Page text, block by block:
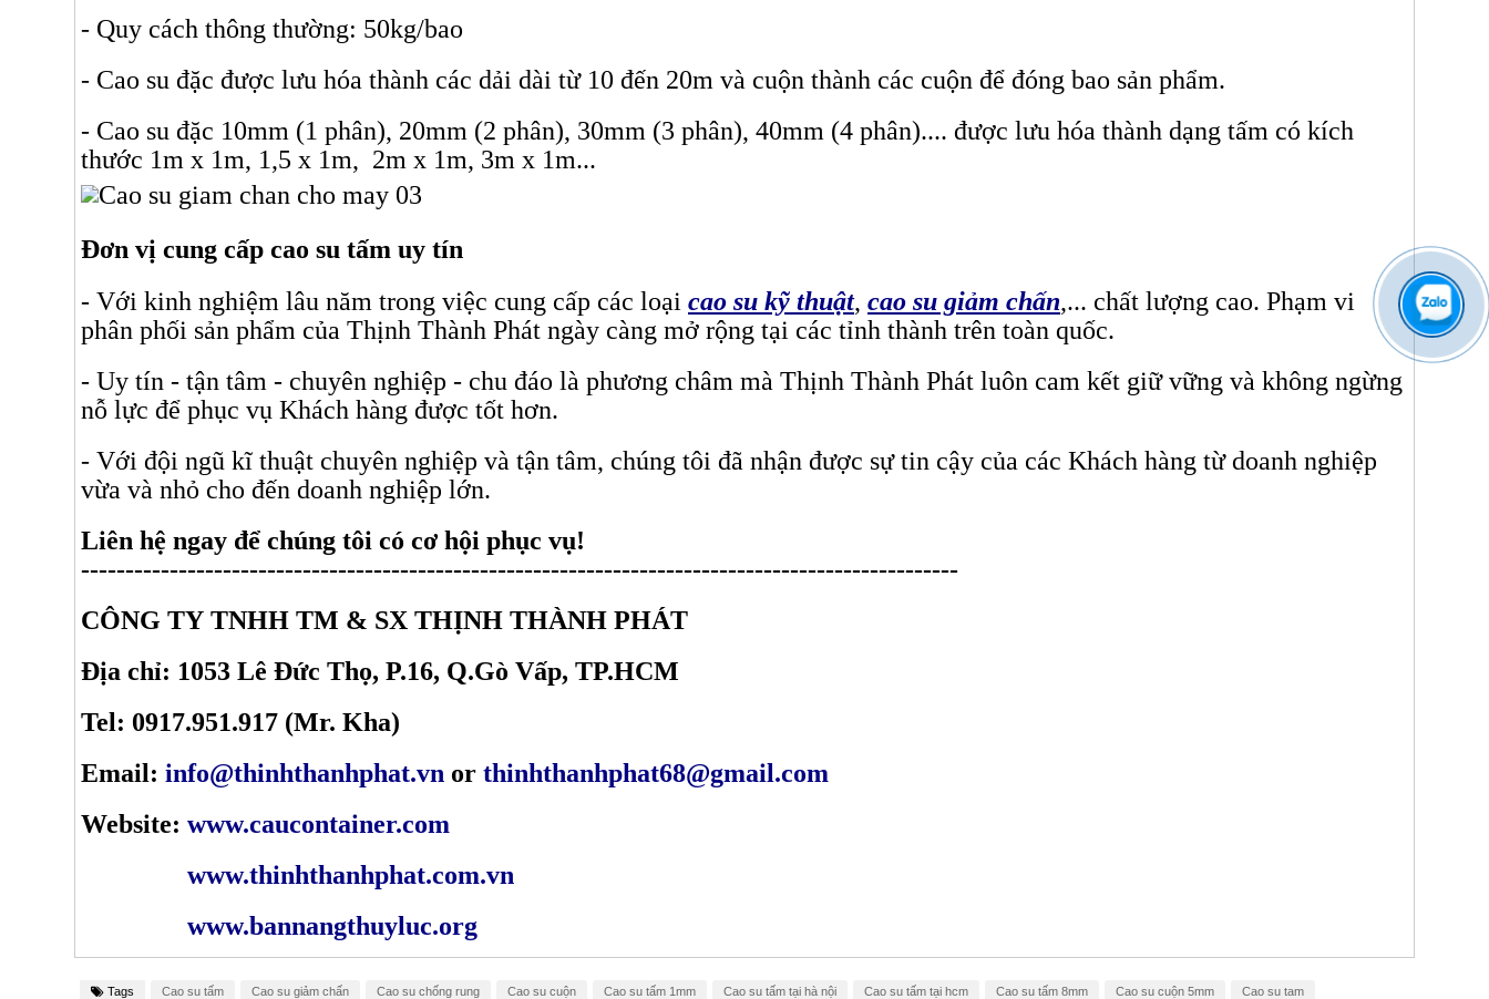
- Quy cách thông thường: 50kg/bao
- Cao su đặc được lưu hóa thành các dải dài từ 10 đến 20m và cuộn thành các cuộn để đóng bao sản phẩm.
- Cao su đặc 10mm (1 phân), 20mm (2 phân), 30mm (3 phân), 40mm (4 phân).... được lưu hóa thành dạng tấm có kích
thước 1m x 1m, 1,5 x 1m, 2m x 1m, 3m x 1m...
Đơn vị cung cấp cao su tấm uy tín
- Với kinh nghiệm lâu năm trong việc cung cấp các loại cao su kỹ thuật, cao su giảm chấn,... chất lượng cao. Phạm vi
phân phối sản phẩm của Thịnh Thành Phát ngày càng mở rộng tại các tỉnh thành trên toàn quốc.
- Uy tín - tận tâm - chuyên nghiệp - chu đáo là phương châm mà Thịnh Thành Phát luôn cam kết giữ vững và không ngừng
nỗ lực để phục vụ Khách hàng được tốt hơn.
- Với đội ngũ kĩ thuật chuyên nghiệp và tận tâm, chúng tôi đã nhận được sự tin cậy của các Khách hàng từ doanh nghiệp
vừa và nhỏ cho đến doanh nghiệp lớn.
Liên hệ ngay để chúng tôi có cơ hội phục vụ!
---------------------------------------------------------------------------------------------------
CÔNG TY TNHH TM & SX THỊNH THÀNH PHÁT
Địa chỉ: 1053 Lê Đức Thọ, P.16, Q.Gò Vấp, TP.HCM
Tel: 0917.951.917 (Mr. Kha)
Email: info@thinhthanhphat.vn or thinhthanhphat68@gmail.com
Website: www.caucontainer.com
www.thinhthanhphat.com.vn
www.bannangthuyluc.org
Tags Cao su tấm Cao su giảm chấn Cao su chống rung Cao su cuộn Cao su tấm 1mm Cao su tấm tại hà nội Cao su tấm tại hcm Cao su tấm 8mm Cao su cuộn 5mm Cao su tam